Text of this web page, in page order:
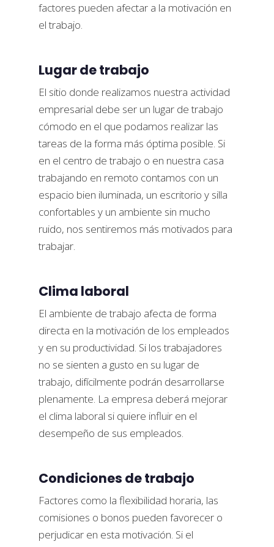
factores pueden afectar a la motivación en
el trabajo.
Lugar de trabajo
El sitio donde realizamos nuestra actividad
empresarial debe ser un lugar de trabajo
cómodo en el que podamos realizar las
tareas de la forma más óptima posible. Si
en el centro de trabajo o en nuestra casa
trabajando en remoto contamos con un
espacio bien iluminada, un escritorio y silla
confortables y un ambiente sin mucho
ruido, nos sentiremos más motivados para
trabajar.
Clima laboral
El ambiente de trabajo afecta de forma
directa en la motivación de los empleados
y en su productividad. Si los trabajadores
no se sienten a gusto en su lugar de
trabajo, difícilmente podrán desarrollarse
plenamente. La empresa deberá mejorar
el clima laboral si quiere influir en el
desempeño de sus empleados.
Condiciones de trabajo
Factores como la flexibilidad horaria, las
comisiones o bonos pueden favorecer o
perjudicar en esta motivación. Si el